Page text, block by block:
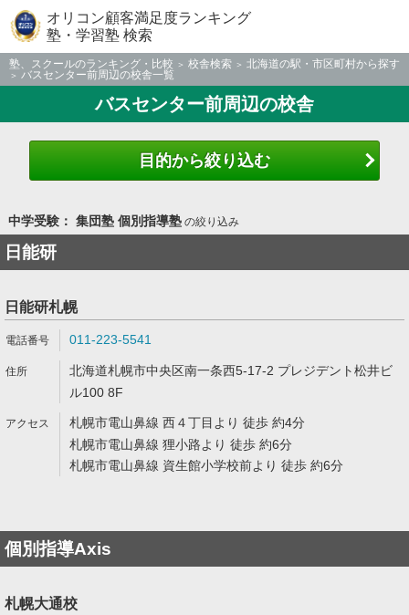
オリコン顧客満足度ランキング
塾・学習塾 検索
塾、スクールのランキング・比較 校舎検索
北海道の駅・市区町村から探す
バスセンター前周辺の校舎一覧
バスセンター前周辺の校舎
目的から絞り込む
中学受験： 集団塾 個別指導塾の絞り込み
日能研
日能研札幌
011-223-5541
北海道札幌市中央区南一条西5-17-2 プレジデント松井ビ
ル100 8F
札幌市電山鼻線 西４丁目より 徒歩 約4分
札幌市電山鼻線 狸小路より 徒歩 約6分
札幌市電山鼻線 資生館小学校前より 徒歩 約6分
個別指導Axis
札幌大通校